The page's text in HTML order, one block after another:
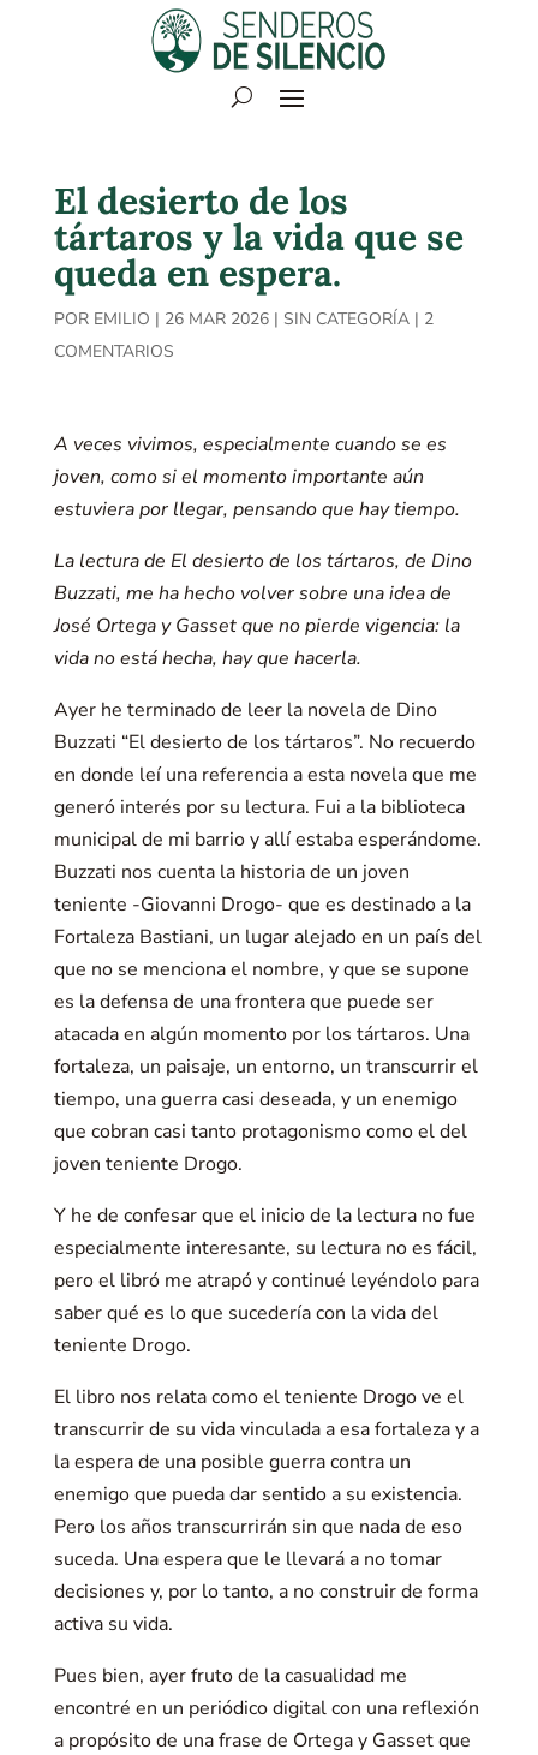
El desierto de los
tártaros y la vida que se
queda en espera.
POR EMILIO | 26 MAR 2026| SIN CATEGORÍA| 2
COMENTARIOS
A veces vivimos, especialmente cuando se es
joven, como si el momento importante aún
estuviera por llegar, pensando que hay tiempo.
La lectura de El desierto de los tártaros, de Dino
Buzzati, me ha hecho volver sobre una idea de
José Ortega y Gasset que no pierde vigencia: la
vida no está hecha, hay que hacerla.
Ayer he terminado de leer la novela de Dino
Buzzati “El desierto de los tártaros”. No recuerdo
en donde leí una referencia a esta novela que me
generó interés por su lectura. Fui a la biblioteca
municipal de mi barrio y allí estaba esperándome.
Buzzati nos cuenta la historia de un joven
teniente -Giovanni Drogo- que es destinado a la
Fortaleza Bastiani, un lugar alejado en un país del
que no se menciona el nombre, y que se supone
es la defensa de una frontera que puede ser
atacada en algún momento por los tártaros. Una
fortaleza, un paisaje, un entorno, un transcurrir el
tiempo, una guerra casi deseada, y un enemigo
que cobran casi tanto protagonismo como el del
joven teniente Drogo.
Y he de confesar que el inicio de la lectura no fue
especialmente interesante, su lectura no es fácil,
pero el libró me atrapó y continué leyéndolo para
saber qué es lo que sucedería con la vida del
teniente Drogo.
El libro nos relata como el teniente Drogo ve el
transcurrir de su vida vinculada a esa fortaleza y a
la espera de una posible guerra contra un
enemigo que pueda dar sentido a su existencia.
Pero los años transcurrirán sin que nada de eso
suceda. Una espera que le llevará a no tomar
decisiones y, por lo tanto, a no construir de forma
activa su vida.
Pues bien, ayer fruto de la casualidad me
encontré en un periódico digital con una reflexión
a propósito de una frase de Ortega y Gasset que